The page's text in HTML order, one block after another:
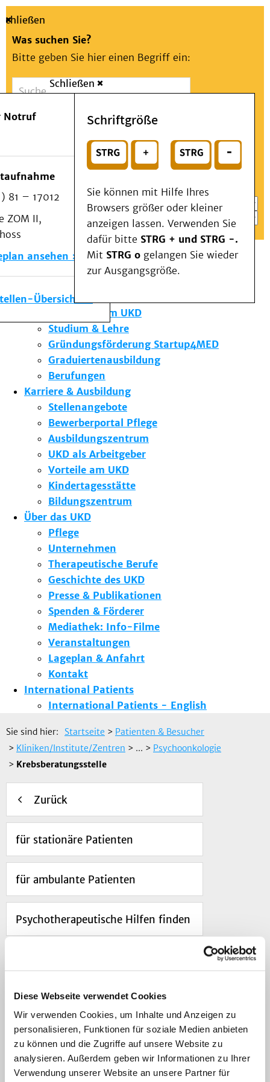
Diese Webseite verwendet Cookies
Wir verwenden Cookies, um Inhalte und Anzeigen zu
personalisieren, Funktionen für soziale Medien anbieten
zu können und die Zugriffe auf unsere Website zu
analysieren. Außerdem geben wir Informationen zu Ihrer
Verwendung unserer Website an unsere Partner für
Suche
Schließen
Was suchen Sie?
Bitte geben Sie hier einen Begriff ein:
Suchen
oder
Wählen Sie ein Thema für Ihren Schnelleinstieg
Notfall
Schließen
Notruf
81 – 17012
ZOM II,
ansehen
Übersicht
Schriftgröße
Sie können mit Hilfe Ihres
Browsers größer oder kleiner
anzeigen lassen. Verwenden Sie
dafür bitte STRG + und STRG -.
Mit STRG o gelangen Sie wieder
zur Ausgangsgröße.
Menü
Patienten & Besucher
Kliniken/Institute/Zentren
Als Patient am UKD
Beratung und Unterstützung
Veranstaltungen
Kommunikation im Medizinwesen (KIM)
Notfall
Forschung & Lehre
Die Institute des UKD
Forschung am UKD
Studium & Lehre
Gründungsförderung Startup4MED
Graduiertenausbildung
Berufungen
Karriere & Ausbildung
Stellenangebote
Bewerberportal Pflege
Ausbildungszentrum
UKD als Arbeitgeber
Vorteile am UKD
Kindertagesstätte
Bildungszentrum
Über das UKD
Pflege
Unternehmen
Therapeutische Berufe
Geschichte des UKD
Presse & Publikationen
Spenden & Förderer
Mediathek: Info-Filme
Veranstaltungen
Lageplan & Anfahrt
Kontakt
International Patients
International Patients - English
Sie sind hier: Startseite > Patienten & Besucher
> Kliniken/Institute/Zentren > ... > Psychoonkologie
> Krebsberatungsstelle
Zurück
für stationäre Patienten
für ambulante Patienten
Psychotherapeutische Hilfen finden
Navigation